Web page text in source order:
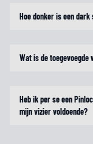
Hoe donker is een
Wat is de
Heb ik per se een
mijn vizier voldoende?